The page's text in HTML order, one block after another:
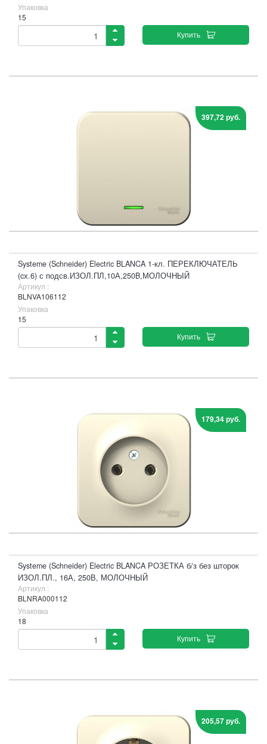
Упаковка
15
Купить
397,72 руб.
Systeme (Schneider) Electric BLANCA 1-кл. ПЕРЕКЛЮЧАТЕЛЬ
(cх.6) с подсв.ИЗОЛ.ПЛ,10А,250B,МОЛОЧНЫЙ
Артикул :
BLNVA106112
Упаковка
15
Купить
179,34 руб.
Systeme (Schneider) Electric BLANCA РОЗЕТКА б/з без шторок
ИЗОЛ.ПЛ., 16А, 250В, МОЛОЧНЫЙ
Артикул :
BLNRA000112
Упаковка
18
Купить
205,57 руб.